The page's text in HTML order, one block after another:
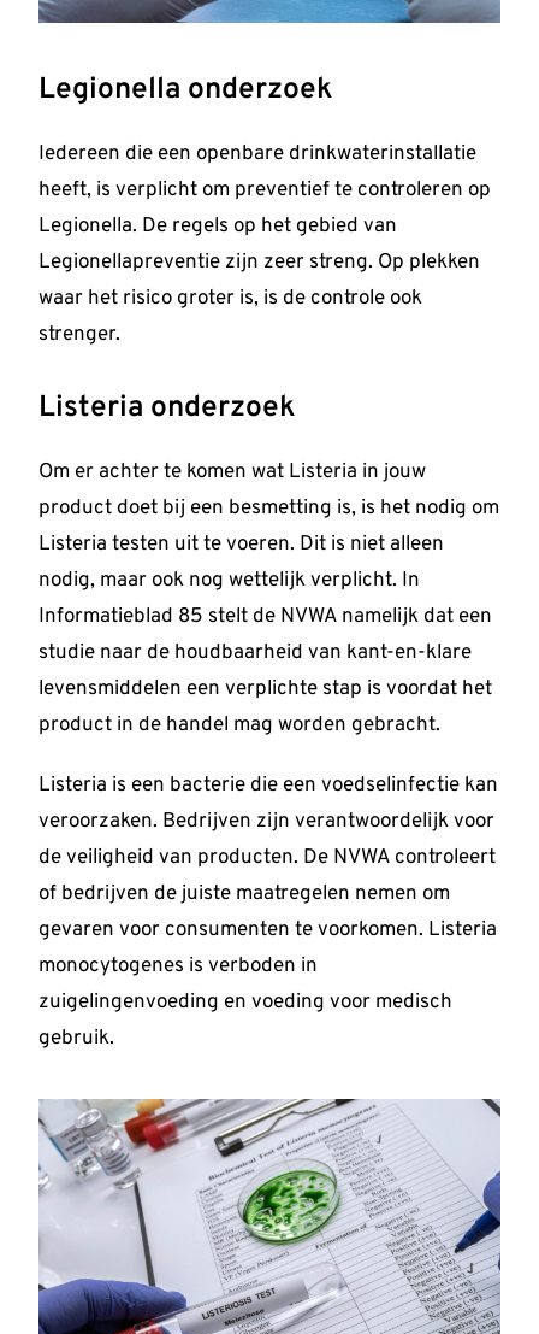
Legionella onderzoek
Iedereen die een openbare drinkwaterinstallatie
heeft, is verplicht om preventief te controleren op
Legionella. De regels op het gebied van
Legionellapreventie zijn zeer streng. Op plekken
waar het risico groter is, is de controle ook
strenger.
Listeria onderzoek
Om er achter te komen wat Listeria in jouw
product doet bij een besmetting is, is het nodig om
Listeria testen uit te voeren. Dit is niet alleen
nodig, maar ook nog wettelijk verplicht. In
Informatieblad 85 stelt de NVWA namelijk dat een
studie naar de houdbaarheid van kant-en-klare
levensmiddelen een verplichte stap is voordat het
product in de handel mag worden gebracht.
Listeria is een bacterie die een voedselinfectie kan
veroorzaken. Bedrijven zijn verantwoordelijk voor
de veiligheid van producten. De NVWA controleert
of bedrijven de juiste maatregelen nemen om
gevaren voor consumenten te voorkomen. Listeria
monocytogenes is verboden in
zuigelingenvoeding en voeding voor medisch
gebruik.